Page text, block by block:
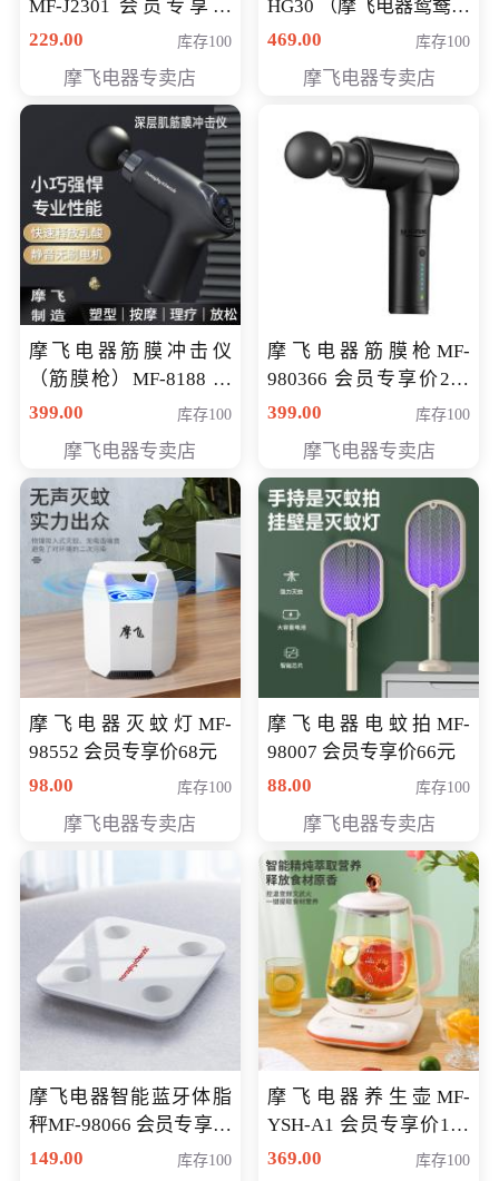
MF-J2301 会员专享价
168元
229.00 库存100
摩飞电器专卖店
HG30 （摩飞电器鸳鸯锅
MF-HG30 ） 会员专享价
469.00 库存100
摩飞电器专卖店
摩飞电器筋膜冲击仪
（筋膜枪）MF-8188 会
员专享价268元
399.00 库存100
摩飞电器专卖店
摩飞电器筋膜枪MF-
980366 会员专享价299
元
399.00 库存100
摩飞电器专卖店
摩飞电器灭蚊灯MF-
98552 会员专享价68元
98.00
库存100
摩飞电器专卖店
摩飞电器电蚊拍MF-
98007 会员专享价66元
88.00
库存100
摩飞电器专卖店
摩飞电器智能蓝牙体脂
秤MF-98066 会员专享价
98元
149.00 库存100
摩飞电器养生壶MF-
YSH-A1 会员专享价198
元
369.00 库存100